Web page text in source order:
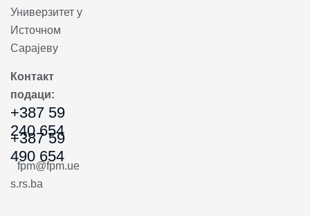
Универзитет у
Источном
Сарајеву
Контакт
подаци:
+387 59
240 654
+387 59
490 654
fpm@fpm.ue
s.rs.ba